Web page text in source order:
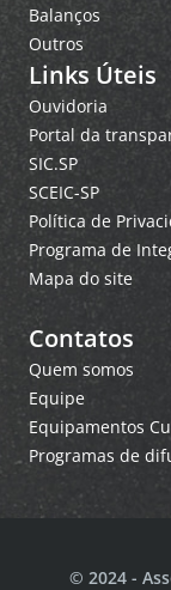
Balanços
Outros
Links Úteis
Ouvidoria
Portal da
SIC.SP
SCEIC-SP
Política de
Programa de
Mapa do site
Contatos
Quem somos
Equipe
Equipamentos
Programas de
© 2024 -